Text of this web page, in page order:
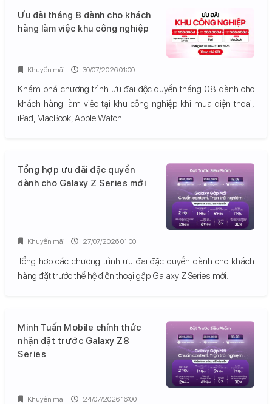
Ưu đãi tháng 8 dành cho khách
hàng làm việc khu công nghiệp
Khám phá chương trình ưu đãi độc quyền tháng 08 dành cho
khách hàng làm việc tại khu công nghiệp khi mua điện thoại,
iPad, MacBook, Apple Watch...
Khuyến mãi 30/07/2026 01:00
Tổng hợp ưu đãi đặc quyền
dành cho Galaxy Z Series mới
Tổng hợp các chương trình ưu đãi đặc quyền dành cho khách
hàng đặt trước thế hệ điện thoại gập Galaxy Z Series mới.
Khuyến mãi 27/07/2026 01:00
Minh Tuấn Mobile chính thức
nhận đặt trước Galaxy Z8
Series
Khuyến mãi 24/07/2026 16:00